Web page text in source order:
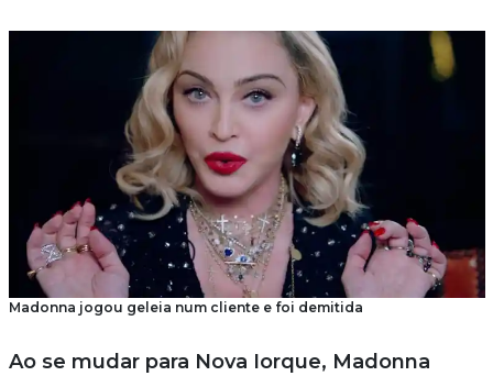
Madonna jogou geleia num cliente e foi demitida
Ao se mudar para Nova Iorque, Madonna